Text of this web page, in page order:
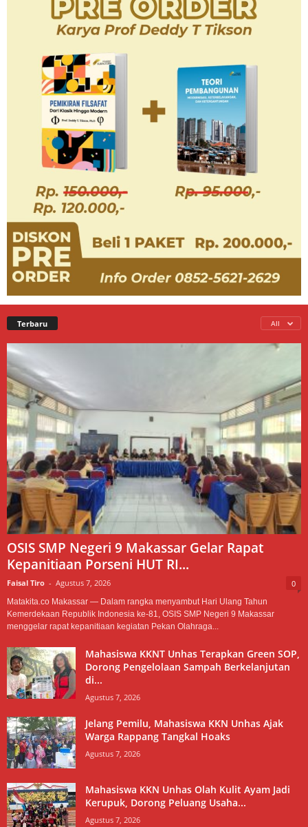
Terbaru All
OSIS SMP Negeri 9 Makassar Gelar Rapat
Kepanitiaan Porseni HUT RI...
Faisal Tiro - Agustus 7, 2026 0
Matakita.co Makassar — Dalam rangka menyambut Hari Ulang Tahun
Kemerdekaan Republik Indonesia ke-81, OSIS SMP Negeri 9 Makassar
menggelar rapat kepanitiaan kegiatan Pekan Olahraga...
Mahasiswa KKNT Unhas Terapkan Green SOP,
Dorong Pengelolaan Sampah Berkelanjutan
di...
Agustus 7, 2026
Jelang Pemilu, Mahasiswa KKN Unhas Ajak
Warga Rappang Tangkal Hoaks
Agustus 7, 2026
Mahasiswa KKN Unhas Olah Kulit Ayam Jadi
Kerupuk, Dorong Peluang Usaha...
Agustus 7, 2026